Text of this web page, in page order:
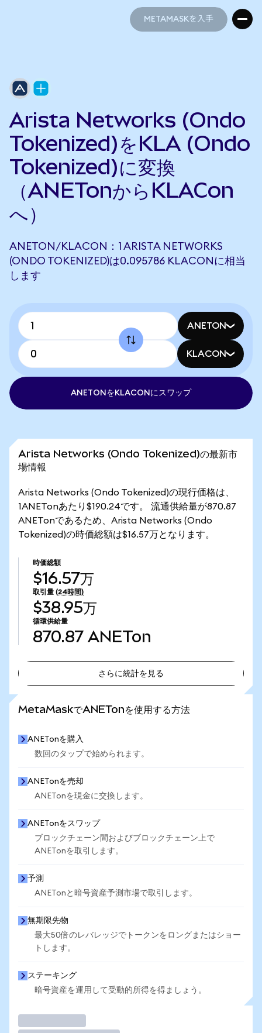
METAMASKを入手
Arista Networks (Ondo
Tokenized)をKLA (Ondo
Tokenized)に変換
（ANETonからKLACon
へ）
ANETON/KLACON：1 ARISTA NETWORKS
(ONDO TOKENIZED)は0.095786 KLACONに相当
します
ANETON
KLACON
ANETONをKLACONにスワップ
Arista Networks (Ondo Tokenized)の最新市
場情報
Arista Networks (Ondo Tokenized)の現行価格は、
1ANETonあたり$190.24です。 流通供給量が870.87
ANETonであるため、Arista Networks (Ondo
Tokenized)の時価総額は$16.57万となります。
時価総額
$16.57万
取引量 (24時間)
$38.95万
循環供給量
870.87 ANETon
さらに統計を見る
MetaMaskでANETonを使用する方法
ANETonを購入
数回のタップで始められます。
ANETonを売却
ANETonを現金に交換します。
ANETonをスワップ
ブロックチェーン間およびブロックチェーン上で
ANETonを取引します。
予測
ANETonと暗号資産予測市場で取引します。
無期限先物
最大50倍のレバレッジでトークンをロングまたはショー
トします。
ステーキング
暗号資産を運用して受動的所得を得ましょう。